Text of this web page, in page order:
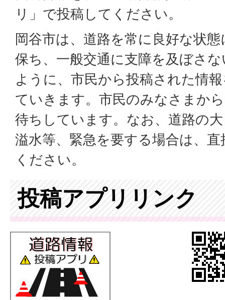
リ」で投稿してください。
岡谷市は、道路を常に良好な状態
保ち、一般交通に支障を及ぼさな
ように、市民から投稿された情
ていきます。市民のみなさまか
待ちしています。なお、道路の
溢水等、緊急を要する場合は、
ください。
投稿アプリリンク